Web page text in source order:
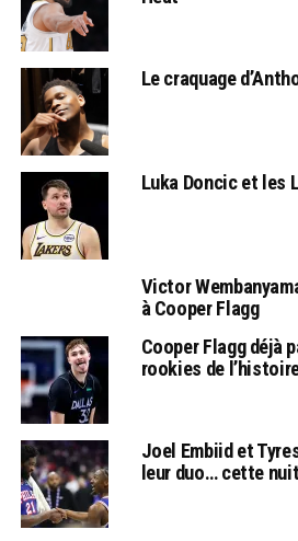
Le craquage
Luka Doncic et les
Victor
à Cooper Flagg
Cooper Flagg déjà
rookies de
Joel Embiid et
leur duo… cette